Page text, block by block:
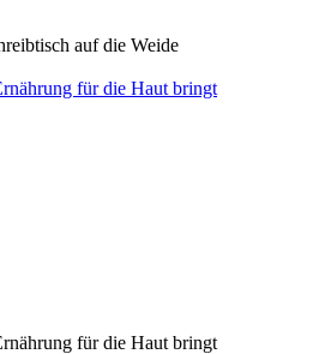
auf die Weide
für die Haut bringt
für die Haut bringt